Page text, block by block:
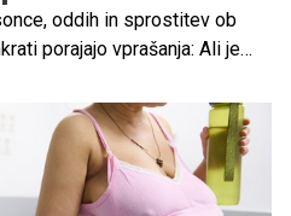
oddih in sprostitev ob
porajajo vprašanja: Ali je
Kako se zaščititi